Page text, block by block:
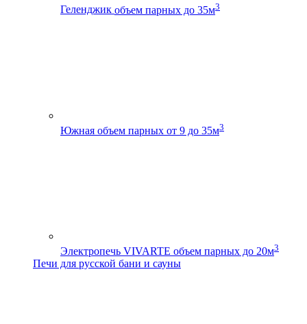
Геленджик объем парных до 35м3
Южная объем парных от 9 до 35м3
Электропечь VIVARTE объем парных до 20м3
Печи для русской бани и сауны